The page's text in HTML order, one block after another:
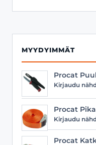
MYYDYIMMÄT
Procat
Kirjaudu
Procat
Kirjaudu
Procat